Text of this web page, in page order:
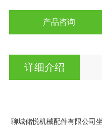
产品咨询
详细介绍
聊城储悦机械配件有限公司